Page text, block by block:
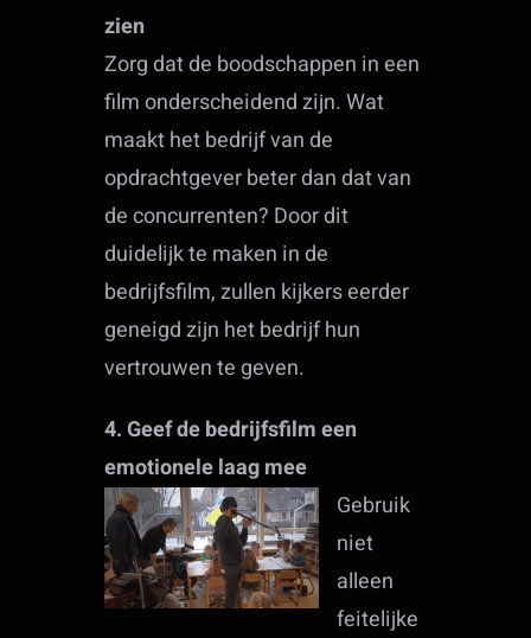
zien
Zorg dat de boodschappen in een
film onderscheidend zijn. Wat
maakt het bedrijf van de
opdrachtgever beter dan dat van
de concurrenten? Door dit
duidelijk te maken in de
bedrijfsfilm, zullen kijkers eerder
geneigd zijn het bedrijf hun
vertrouwen te geven.
4. Geef de bedrijfsfilm een
emotionele laag mee
Gebruik
niet
alleen
feitelijke